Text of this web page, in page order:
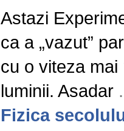
Astazi
ca a „vazut”
cu o viteza
luminii. Asadar
Fizica